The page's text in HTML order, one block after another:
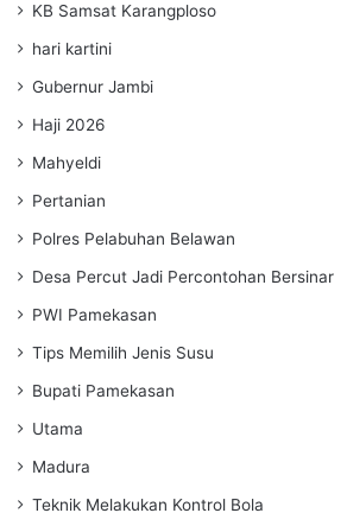
KB Samsat Karangploso
hari kartini
Gubernur Jambi
Haji 2026
Mahyeldi
Pertanian
Polres Pelabuhan Belawan
Desa Percut Jadi Percontohan Bersinar
PWI Pamekasan
Tips Memilih Jenis Susu
Bupati Pamekasan
Utama
Madura
Teknik Melakukan Kontrol Bola